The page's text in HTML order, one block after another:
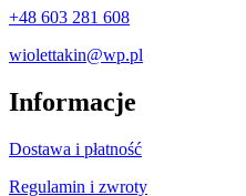
+48 603 281 608
wiolettakin@wp.pl
Informacje
Dostawa i płatność
Regulamin i zwroty